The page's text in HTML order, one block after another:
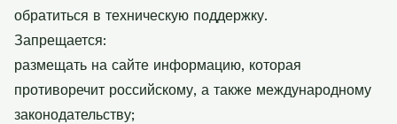
обратиться в техническую поддержку.
Запрещается:
размещать на сайте информацию, которая
противоречит российскому, а также международному
законодательству;